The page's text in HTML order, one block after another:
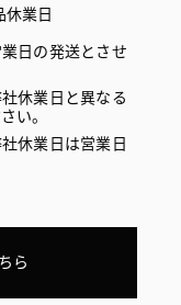
休業日
日の発送とさせ
休業日と異なる
い。
休業日は営業日
ら